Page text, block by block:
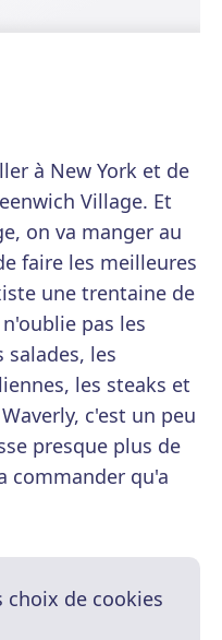
à New York et de
Village. Et
on va manger au
faire les meilleures
une trentaine de
pas les
salades, les
les steaks et
c'est un peu
presque plus de
commander qu'a
choix de cookies